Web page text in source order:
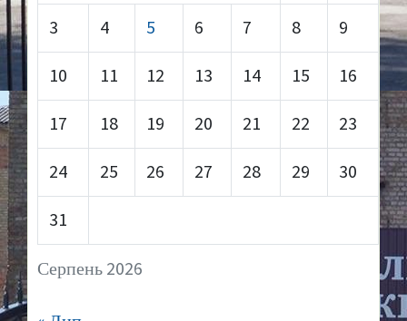
Серпень 2026
3 4 5 6 7 8 9
10 11 12 13 14 15 16
17 18 19 20 21 22 23
24 25 26 27 28 29 30
31